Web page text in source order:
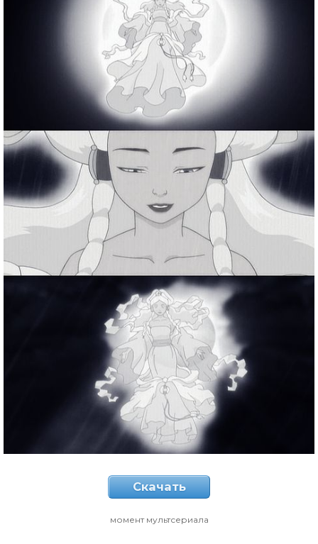
Скачать
момент мультсериала